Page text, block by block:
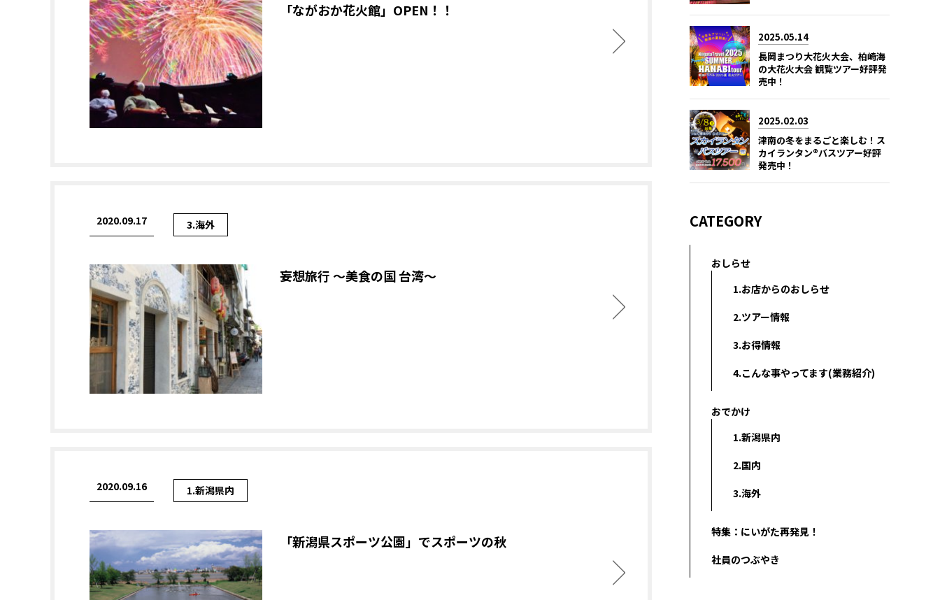
「ながおか花火館」OPEN！！
2020.09.17 3.海外
妄想旅行 ～美食の国 台湾～
2020.09.16 1.新潟県内
「新潟県スポーツ公園」でスポーツの秋
2025.05.14
長岡まつり大花火大会、柏崎海
の大花火大会 観覧ツアー好評発
売中！
2025.02.03
津南の冬をまるごと楽しむ！ス
カイランタン®バスツアー好評
発売中！
CATEGORY
おしらせ
1.お店からのおしらせ
2.ツアー情報
3.お得情報
4.こんな事やってます(業務紹介)
おでかけ
1.新潟県内
2.国内
3.海外
特集：にいがた再発見！
社員のつぶやき